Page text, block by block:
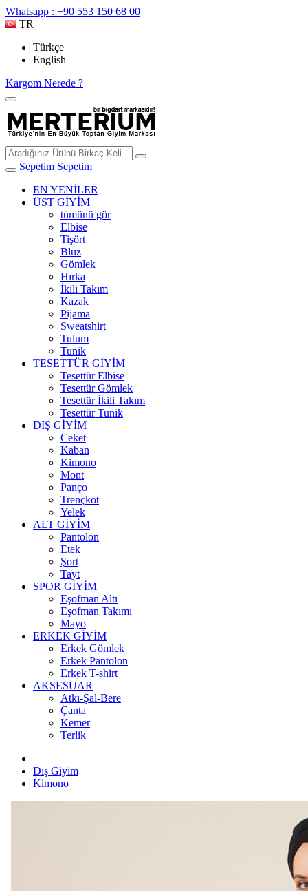
Whatsapp : +90 553 150 68 00
TR
Türkçe
English
Kargom Nerede ?
Sepetim Sepetim
EN YENİLER
ÜST GİYİM
tümünü gör
Elbise
Tişört
Bluz
Gömlek
Hırka
İkili Takım
Kazak
Pijama
Sweatshirt
Tulum
Tunik
TESETTÜR GİYİM
Tesettür Elbise
Tesettür Gömlek
Tesettür İkili Takım
Tesettür Tunik
DIŞ GİYİM
Ceket
Kaban
Kimono
Mont
Panço
Trençkot
Yelek
ALT GİYİM
Pantolon
Etek
Şort
Tayt
SPOR GİYİM
Eşofman Altı
Eşofman Takımı
Mayo
ERKEK GİYİM
Erkek Gömlek
Erkek Pantolon
Erkek T-shirt
AKSESUAR
Atkı-Şal-Bere
Çanta
Kemer
Terlik
Dış Giyim
Kimono